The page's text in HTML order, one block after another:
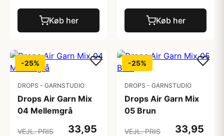
Køb her Køb her
-25%
DROPS - GARNSTUDIO
Drops Air Garn Mix
04 Mellemgrå
VEJL. PRIS
33,95
-25%
DROPS - GARNSTUDIO
Drops Air Garn Mix
05 Brun
VEJL. PRIS
33,95